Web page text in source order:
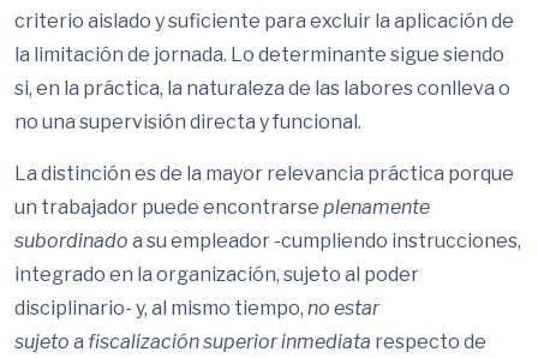
criterio aislado y suficiente para excluir la aplicación de
la limitación de jornada. Lo determinante sigue siendo
si, en la práctica, la naturaleza de las labores conlleva o
no una supervisión directa y funcional.
La distinción es de la mayor relevancia práctica porque
un trabajador puede encontrarse plenamente
subordinado a su empleador -cumpliendo instrucciones,
integrado en la organización, sujeto al poder
disciplinario- y, al mismo tiempo, no estar
sujeto a fiscalización superior inmediata respecto de